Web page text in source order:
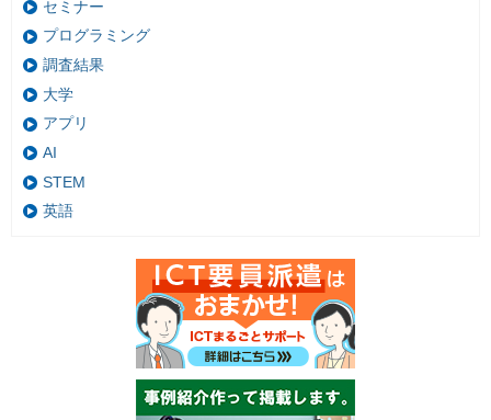
セミナー
プログラミング
調査結果
大学
アプリ
AI
STEM
英語